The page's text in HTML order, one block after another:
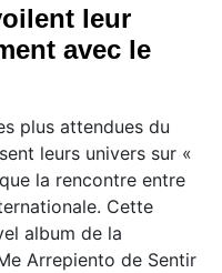
leur
avec le
plus attendues du
leurs univers sur «
la rencontre entre
Cette
album de la
Arrepiento de Sentir